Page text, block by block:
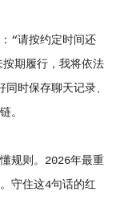
“请按约定时间还
期履行，我将依法
时保存聊天记录、
。
规则。2026年最重
守住这4句话的红